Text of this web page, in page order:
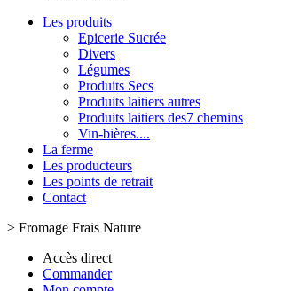
Les produits
Epicerie Sucrée
Divers
Légumes
Produits Secs
Produits laitiers autres
Produits laitiers des7 chemins
Vin-bières....
La ferme
Les producteurs
Les points de retrait
Contact
> Fromage Frais Nature
Accès direct
Commander